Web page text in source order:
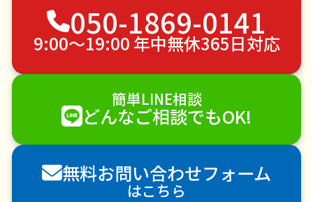
植木の剪定
植木の伐採
手すり取り付け
ペットのお世話
エアコンクリーニング
DIY・日曜大工
ハウスクリーニング
雪かき・雪下ろし
電球交換
襖（ふすま）の張替え
空き家管理
各種代行
害獣駆除
防草シート施工
ナメクジ駆除
害虫駆除
050-1869-0141
9:00〜19:00 年中無休365日対応
簡単LINE相談
どんなご相談でもOK!
無料お問い合わせフォーム
はこちら